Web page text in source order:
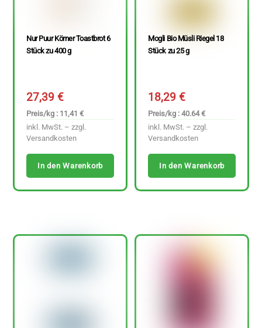
Nur Puur Körner Toastbrot 6
Stück zu 400 g
27,39€
Preis/kg : 11,41 €
inkl. MwSt. – zzgl.
Versandkosten
In den Warenkorb
Mogli Bio Müsli Riegel 18
Stück zu 25 g
18,29€
Preis/kg : 40.64 €
inkl. MwSt. – zzgl.
Versandkosten
In den Warenkorb